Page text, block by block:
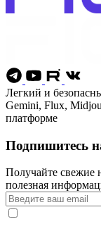
Легкий и
Gemini, Flux,
платформе
Подпишитесь
Получайте свежие
полезная